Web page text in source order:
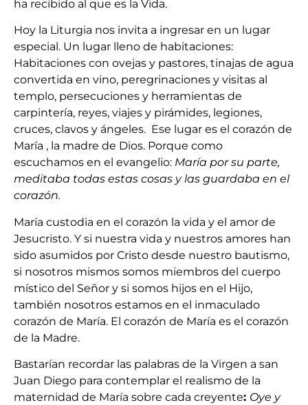
ha recibido al que es la Vida.
Hoy la Liturgia nos invita a ingresar en un lugar
especial. Un lugar lleno de habitaciones:
Habitaciones con ovejas y pastores, tinajas de agua
convertida en vino, peregrinaciones y visitas al
templo, persecuciones y herramientas de
carpintería, reyes, viajes y pirámides, legiones,
cruces, clavos y ángeles. Ese lugar es el corazón de
María , la madre de Dios. Porque como
escuchamos en el evangelio: María por su parte,
meditaba todas estas cosas y las guardaba en el
corazón.
María custodia en el corazón la vida y el amor de
Jesucristo. Y si nuestra vida y nuestros amores han
sido asumidos por Cristo desde nuestro bautismo,
si nosotros mismos somos miembros del cuerpo
místico del Señor y si somos hijos en el Hijo,
también nosotros estamos en el inmaculado
corazón de María. El corazón de María es el corazón
de la Madre.
Bastarían recordar las palabras de la Virgen a san
Juan Diego para contemplar el realismo de la
maternidad de María sobre cada creyente: Oye y